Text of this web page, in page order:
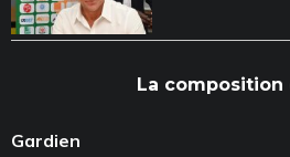
La composition
Gardien